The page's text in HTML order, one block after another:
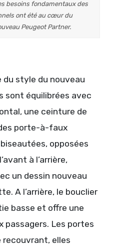
besoins fondamentaux des
ont été au cœur du
Peugeot Partner.
du style du nouveau
sont équilibrées avec
une ceinture de
porte-à-faux
opposées
à l’arrière,
un dessin nouveau
A l’arrière, le bouclier
basse et offre une
Les portes
elles